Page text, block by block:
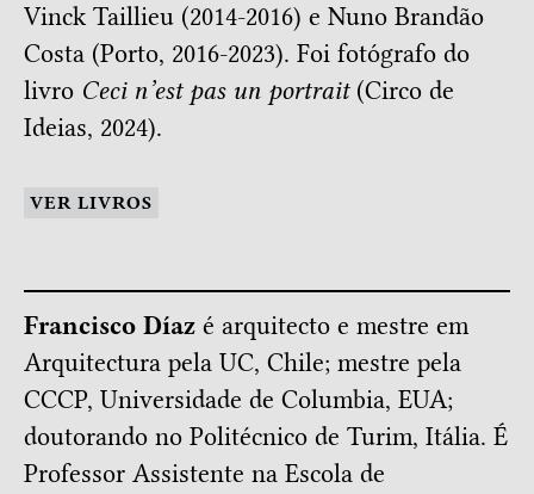
Vinck Taillieu (2014-2016) e Nuno Brandão
Costa (Porto, 2016-2023). Foi fotógrafo do
livro Ceci n’est pas un portrait(Circo de
Ideias, 2024).
VER LIVROS
Francisco Díaz é arquitecto e mestre em
Arquitectura pela UC, Chile; mestre pela
CCCP, Universidade de Columbia, EUA;
doutorando no Politécnico de Turim, Itália. É
Professor Assistente na Escola de